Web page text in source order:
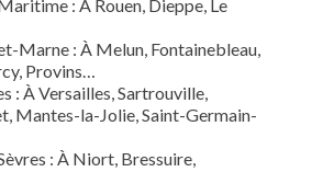
: À Rouen, Dieppe, Le
Marne : À Melun, Fontainebleau,
Provins…
: À Versailles, Sartrouville,
Mantes-la-Jolie, Saint-Germain-
: À Niort, Bressuire,